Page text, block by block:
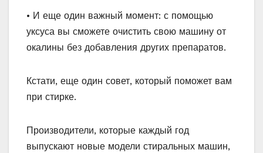
• И еще один важный момент: с помощью
уксуса вы сможете очистить свою машину от
окалины без добавления других препаратов.
Кстати, еще один совет, который поможет вам
при стирке.
Производители, которые каждый год
выпускают новые модели стиральных машин,